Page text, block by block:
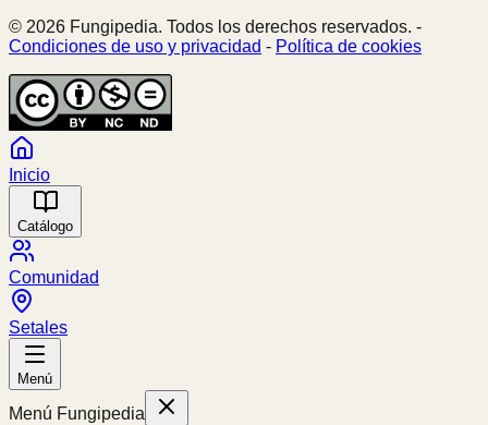
© 2026 Fungipedia. Todos los derechos reservados. -
Condiciones de uso y privacidad - Política de cookies
Inicio
Catálogo
Comunidad
Setales
Menú
Menú Fungipedia